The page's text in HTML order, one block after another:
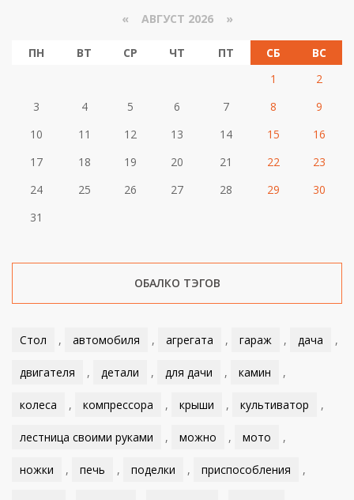
« АВГУСТ 2026 »
ПН ВТ СР ЧТ ПТ СБ
ВС
1
2
3
4 5 6 7 8
9
10
11 12 13 14 15
16
17
18 19 20 21 22
23
24
25 26 27 28 29
30
31
ОБАЛКО ТЭГОВ
Стол , автомобиля , агрегата , гараж , дача ,
двигателя , детали , для дачи , камин ,
колеса , компрессора , крыши , культиватор ,
лестница своими руками , можно , мото ,
ножки , печь , поделки , приспособления ,